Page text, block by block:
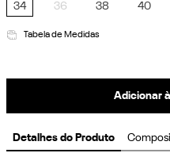
34 36 38 40
Tabela de Medidas
Adicionar
Detalhes do Produto